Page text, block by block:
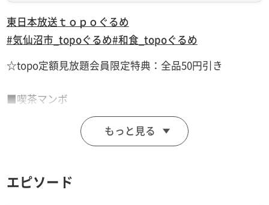
東日本放送 ｔｏｐｏぐるめ
#気仙沼市_topoぐるめ#和食_topoぐるめ
☆topo定額見放題会員限定特典：全品50円引き
■喫茶マンボ
【住所】宮城県気仙沼市南町1-4-1
【電話番号】0226-23-0503
【営業時間】昼11:00~14:00 夜17:00~21:00
もっと見る
エピソード